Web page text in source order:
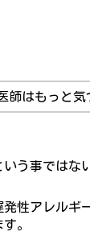
師はもっと気
いう事ではな
性アレルギ
。